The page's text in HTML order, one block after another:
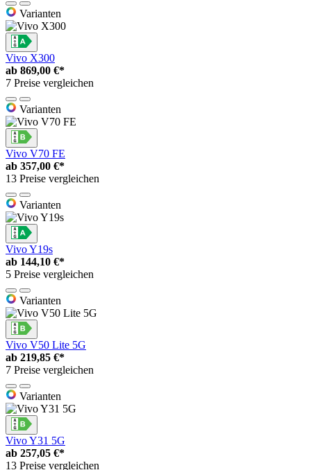
Varianten
Vivo X300
ab 869,00 €*
7 Preise vergleichen
Varianten
Vivo V70 FE
ab 357,00 €*
13 Preise vergleichen
Varianten
Vivo Y19s
ab 144,10 €*
5 Preise vergleichen
Varianten
Vivo V50 Lite 5G
ab 219,85 €*
7 Preise vergleichen
Varianten
Vivo Y31 5G
ab 257,05 €*
13 Preise vergleichen